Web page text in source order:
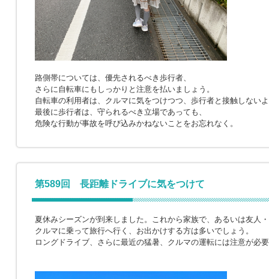
路側帯については、優先されるべき歩行者、
さらに自転車にもしっかりと注意を払いましょう。
自転車の利用者は、クルマに気をつけつつ、歩行者と接触しない
最後に歩行者は、守られるべき立場であっても、
危険な行動が事故を呼び込みかねないことをお忘れなく。
第589回 長距離ドライブに気をつけて
夏休みシーズンが到来しました。これから家族で、あるいは友人
クルマに乗って旅行へ行く、お出かけする方は多いでしょう。
ロングドライブ、さらに最近の猛暑、クルマの運転には注意が必